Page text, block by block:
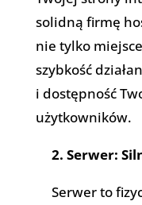
solidną firmę
nie tylko
szybkość
i dostępność
użytkowników.
2. Serwer:
Serwer to